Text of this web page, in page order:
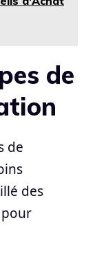
de
de
des